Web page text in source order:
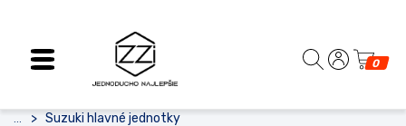
0
Suzuki hlavné jednotky